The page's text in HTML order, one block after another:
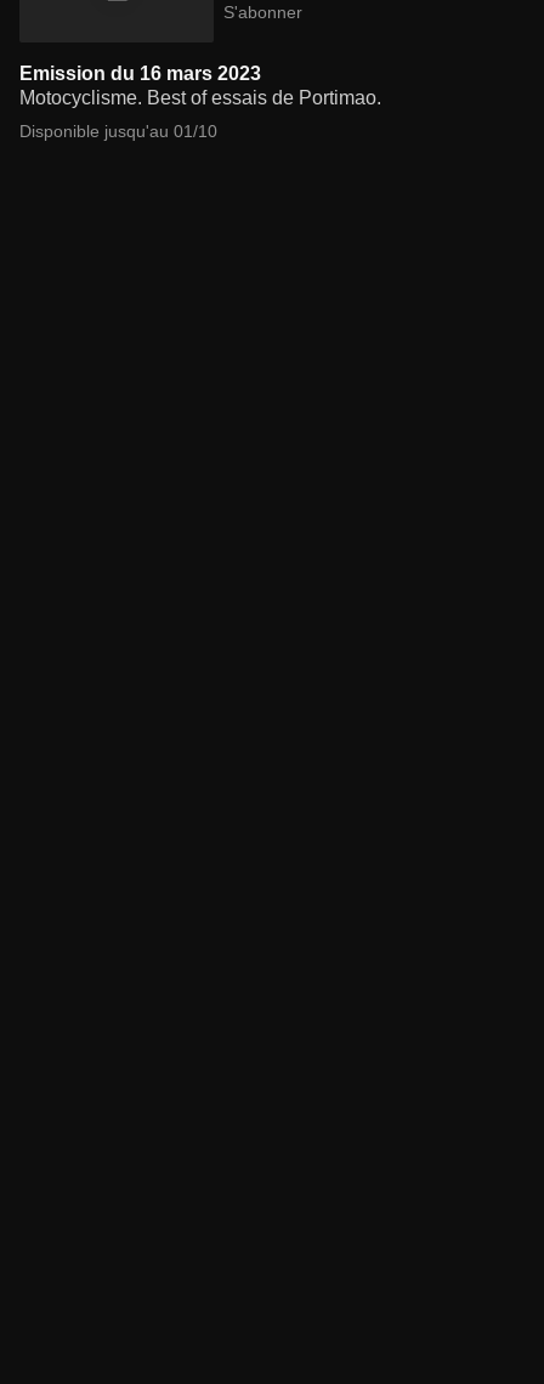
S'abonner
Emission du 16 mars 2023
Motocyclisme. Best of essais de Portimao.
Disponible jusqu'au 01/10